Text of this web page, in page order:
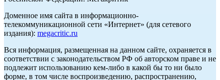
Доменное имя сайта в информационно-
телекоммуникационной сети «Интернет» (для сетевого
издания): megacritic.ru
Вся информация, размещенная на данном сайте, охраняется в
соответствии с законодательством РФ об авторском праве и не
подлежит использованию кем-либо в какой бы то ни было
форме, в том числе воспроизведению, распространению,